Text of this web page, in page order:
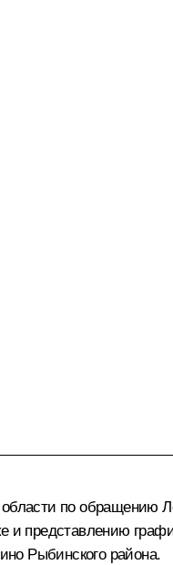
области по обращению
и представлению
Рыбинского района.